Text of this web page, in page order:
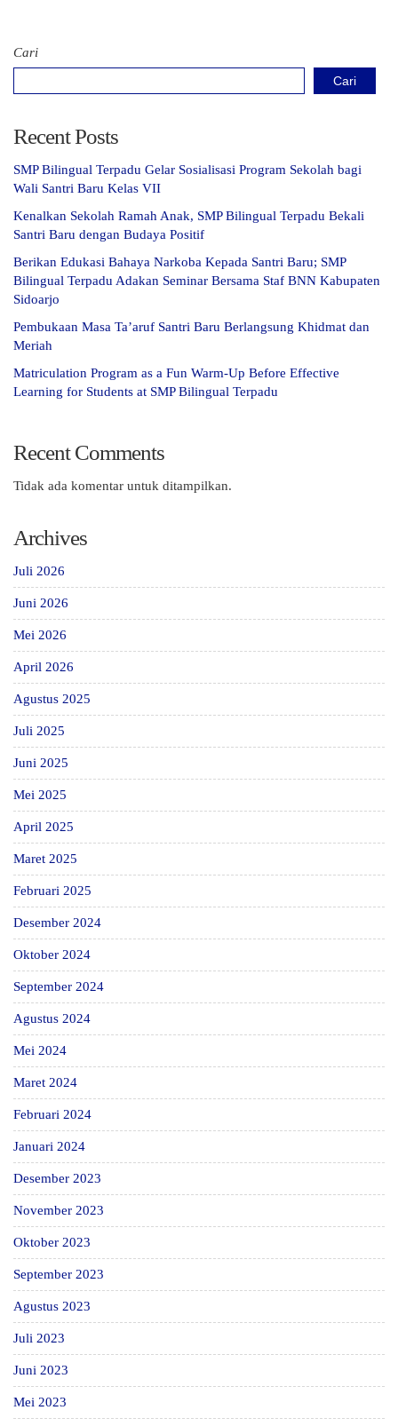
Cari
Cari
Recent Posts
SMP Bilingual Terpadu Gelar Sosialisasi Program Sekolah bagi
Wali Santri Baru Kelas VII
Kenalkan Sekolah Ramah Anak, SMP Bilingual Terpadu Bekali
Santri Baru dengan Budaya Positif
Berikan Edukasi Bahaya Narkoba Kepada Santri Baru; SMP
Bilingual Terpadu Adakan Seminar Bersama Staf BNN Kabupaten
Sidoarjo
Pembukaan Masa Ta’aruf Santri Baru Berlangsung Khidmat dan
Meriah
Matriculation Program as a Fun Warm-Up Before Effective
Learning for Students at SMP Bilingual Terpadu
Recent Comments
Tidak ada komentar untuk ditampilkan.
Archives
Juli 2026
Juni 2026
Mei 2026
April 2026
Agustus 2025
Juli 2025
Juni 2025
Mei 2025
April 2025
Maret 2025
Februari 2025
Desember 2024
Oktober 2024
September 2024
Agustus 2024
Mei 2024
Maret 2024
Februari 2024
Januari 2024
Desember 2023
November 2023
Oktober 2023
September 2023
Agustus 2023
Juli 2023
Juni 2023
Mei 2023